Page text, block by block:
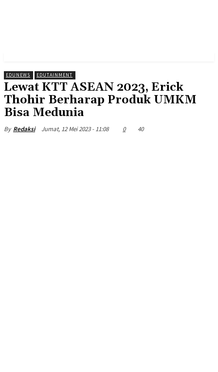
EDUNEWS EDUTAINMENT
Lewat KTT ASEAN 2023, Erick
Thohir Berharap Produk UMKM
Bisa Medunia
By Redaksi Jumat, 12 Mei 2023 - 11:08 0 40